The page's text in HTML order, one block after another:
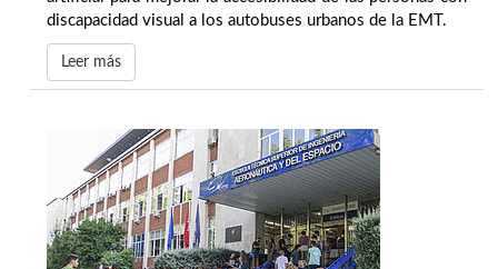
discapacidad visual a los autobuses urbanos de la EMT.
Leer más